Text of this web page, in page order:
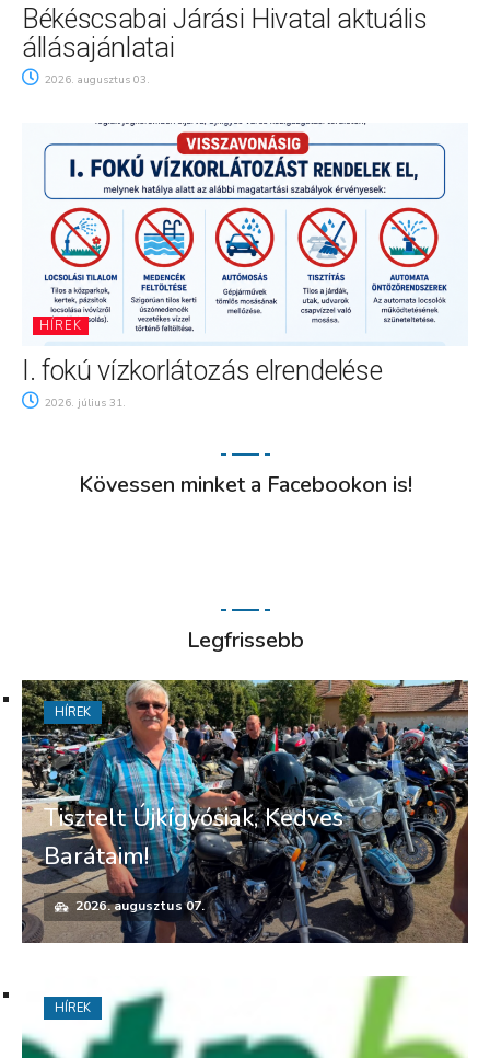
Békéscsabai Járási Hivatal aktuális
állásajánlatai
2026. augusztus 03.
HÍREK
I. fokú vízkorlátozás elrendelése
2026. július 31.
Kövessen minket a Facebookon is!
Legfrissebb
Tisztelt Újkígyósiak, Kedves
Barátaim!
2026. augusztus 07.
HÍREK
HÍREK